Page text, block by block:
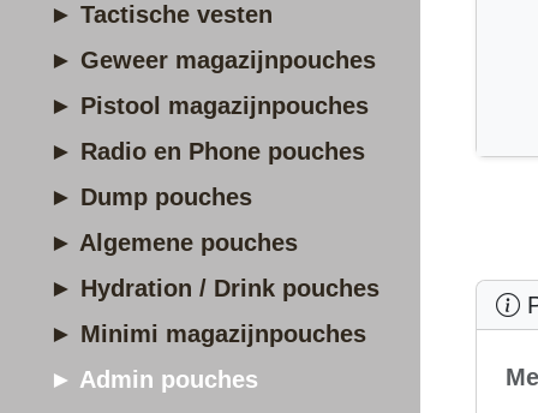
► Tactische vesten
► Geweer magazijnpouches
► Pistool magazijnpouches
► Radio en Phone pouches
► Dump pouches
► Algemene pouches
► Hydration / Drink pouches
► Minimi magazijnpouches
► Admin pouches